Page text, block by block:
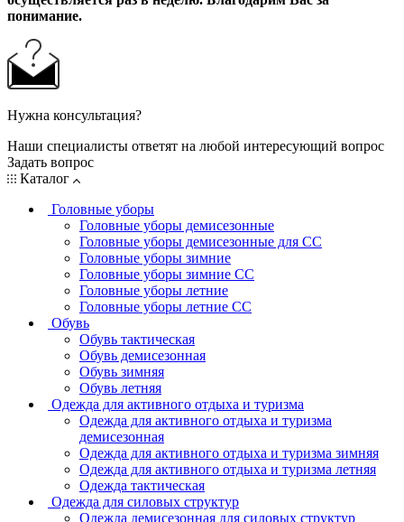
понимание.
Нужна консультация?
Наши специалисты ответят на любой интересующий вопрос
Задать вопрос
Каталог
Головные уборы
Головные уборы демисезонные
Головные уборы демисезонные для СС
Головные уборы зимние
Головные уборы зимние СС
Головные уборы летние
Головные уборы летние СС
Обувь
Обувь тактическая
Обувь демисезонная
Обувь зимняя
Обувь летняя
Одежда для активного отдыха и туризма
Одежда для активного отдыха и туризма
демисезонная
Одежда для активного отдыха и туризма зимняя
Одежда для активного отдыха и туризма летняя
Одежда тактическая
Одежда для силовых структур
Одежда демисезонная для силовых структур